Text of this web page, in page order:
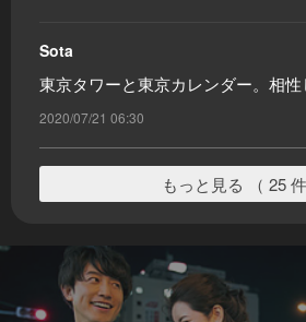
Sota
東京タワーと東京カレンダー。相性
2020/07/21 06:30
もっと見る （ 25 件